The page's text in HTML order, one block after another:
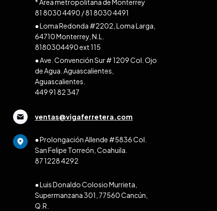
* Área metropolitana de Monterrey
81 8030 4490 /81 8030 4491
● Loma Redonda #2202, Loma Larga,
64710 Monterrey, N.L.
8180304490 ext 115
● Ave. Convención Sur # 1209 Col. Ojo
de Agua. Aguascalientes,
Aguascalientes.
449 91 82 347
ventas@vigaferretera.com
● Prolongación Allende #5836 Col.
San Felipe Torreón, Coahuila.
87 1228 4292
● Luis Donaldo Colosio Murrieta,
Supermanzana 301, 77560 Cancún,
Q.R.